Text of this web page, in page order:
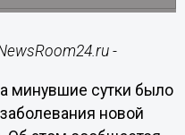
-
минувшие сутки было
новой